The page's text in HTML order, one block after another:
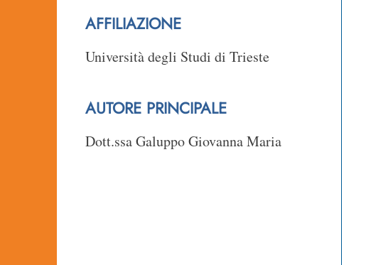
AFFILIAZIONE
Università degli Studi di Trieste
AUTORE PRINCIPALE
Dott.ssa Galuppo Giovanna Maria